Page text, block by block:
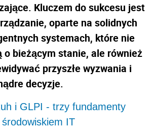
Kluczem do sukcesu jest
oparte na solidnych
systemach, które nie
bieżącym stanie, ale również
przyszłe wyzwania i
decyzje.
i GLPI - trzy fundamenty
IT